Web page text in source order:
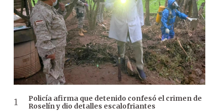
Policía afirma que detenido confesó el crimen de
Roselín y dio detalles escalofriantes